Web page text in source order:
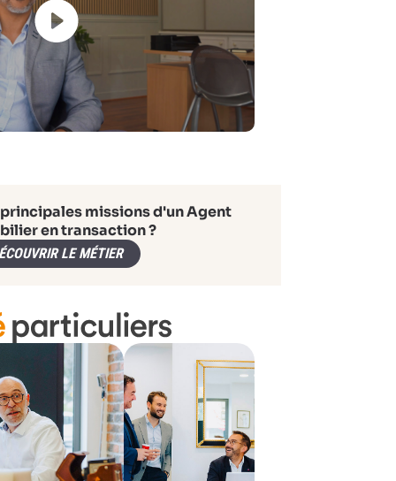
missions d'un Agent
en transaction ?
LE MÉTIER